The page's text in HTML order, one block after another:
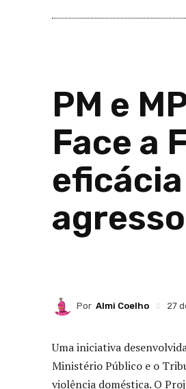
PM e
Face a
Por Almi Coelho 27
Uma iniciativa
Ministério Público e o
violência doméstica. O